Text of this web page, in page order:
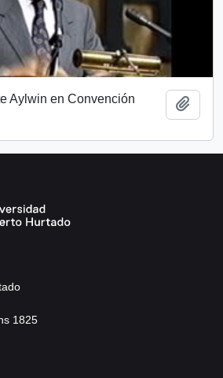
Aylwin en Convención
1825